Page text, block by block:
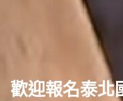
歡迎報名泰北